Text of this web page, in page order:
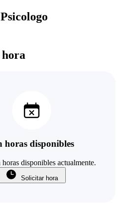
Psicologo
horas disponibles
disponibles actualmente.
Solicitar hora